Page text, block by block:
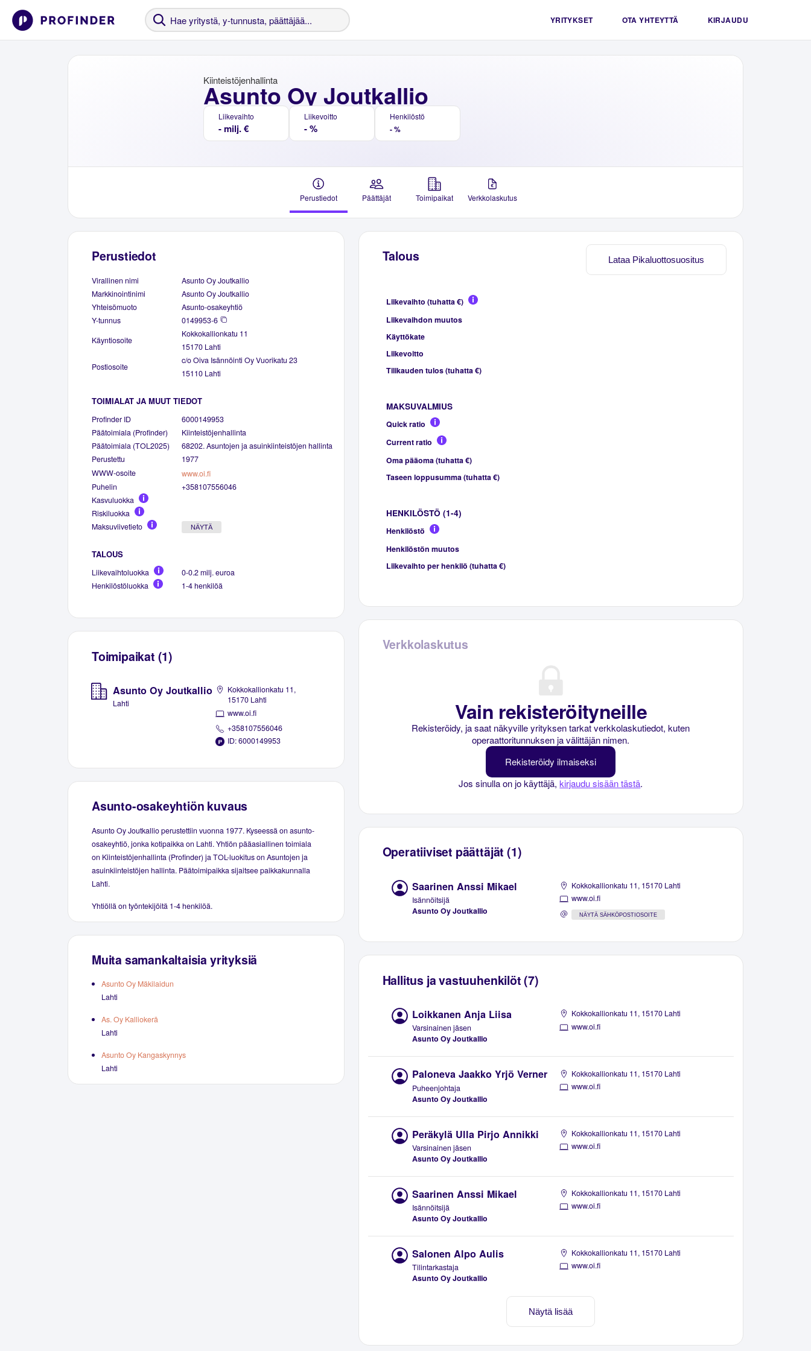
YRITYKSET OTA YHTEYTTÄ KIRJAUDU
Asunto Oy Joutkallio
Kiinteistöjenhallinta
Liikevaihto
- milj. €
Liikevoitto
- %
Henkilöstö
- %
Perustiedot Päättäjät Toimipaikat Verkkolaskutus
Perustiedot
Virallinen nimi
Asunto Oy Joutkallio
Markkinointinimi
Asunto Oy Joutkallio
Yhteisömuoto
Asunto-osakeyhtiö
Y-tunnus
0149953-6
Käyntiosoite
Kokkokallionkatu 11
15170 Lahti
Postiosoite
c/o Oiva Isännöinti Oy Vuorikatu 23
15110 Lahti
TOIMIALAT JA MUUT TIEDOT
Profinder ID
6000149953
Päätoimiala (Profinder)
Kiinteistöjenhallinta
Päätoimiala (TOL2025)
68202. Asuntojen ja asuinkiinteistöjen hallinta
Perustettu
1977
WWW-osoite
www.oi.fi
Puhelin
+358107556046
Kasvuluokka
Riskiluokka
Maksuviivetieto
NÄYTÄ
TALOUS
Liikevaihtoluokka
0-0.2 milj. euroa
Henkilöstöluokka
1-4 henkilöä
Toimipaikat (1)
Asunto Oy Joutkallio
Lahti
Kokkokallionkatu 11,
15170 Lahti
www.oi.fi
+358107556046
ID: 6000149953
Asunto-osakeyhtiön kuvaus
Asunto Oy Joutkallio perustettiin vuonna 1977. Kyseessä on asunto-
osakeyhtiö, jonka kotipaikka on Lahti. Yhtiön pääasiallinen toimiala
on Kiinteistöjenhallinta (Profinder) ja TOL-luokitus on Asuntojen ja
asuinkiinteistöjen hallinta. Päätoimipaikka sijaitsee paikkakunnalla
Lahti.
Yhtiöllä on työntekijöitä 1-4 henkilöä.
Muita samankaltaisia yrityksiä
Asunto Oy Mäkilaidun
Lahti
As. Oy Kalliokerä
Lahti
Asunto Oy Kangaskynnys
Lahti
Lataa Pikaluottosuositus
Talous
Liikevaihto (tuhatta €)
Liikevaihdon muutos
Käyttökate
Liikevoitto
Tilikauden tulos (tuhatta €)
MAKSUVALMIUS
Quick ratio
Current ratio
Oma pääoma (tuhatta €)
Taseen loppusumma (tuhatta €)
HENKILÖSTÖ (1-4)
Henkilöstö
Henkilöstön muutos
Liikevaihto per henkilö (tuhatta €)
Verkkolaskutus
Vain rekisteröityneille
Rekisteröidy, ja saat näkyville yrityksen tarkat verkkolaskutiedot, kuten
operaattoritunnuksen ja välittäjän nimen.
Rekisteröidy ilmaiseksi
Jos sinulla on jo käyttäjä,kirjaudu sisään tästä.
Operatiiviset päättäjät (1)
Saarinen Anssi Mikael
Isännöitsijä
Asunto Oy Joutkallio
Kokkokallionkatu 11, 15170 Lahti
www.oi.fi
NÄYTÄ SÄHKÖPOSTIOSOITE
Hallitus ja vastuuhenkilöt (7)
Loikkanen Anja Liisa
Varsinainen jäsen
Asunto Oy Joutkallio
Kokkokallionkatu 11, 15170 Lahti
www.oi.fi
Paloneva Jaakko Yrjö Verner
Puheenjohtaja
Asunto Oy Joutkallio
Kokkokallionkatu 11, 15170 Lahti
www.oi.fi
Peräkylä Ulla Pirjo Annikki
Varsinainen jäsen
Asunto Oy Joutkallio
Kokkokallionkatu 11, 15170 Lahti
www.oi.fi
Saarinen Anssi Mikael
Isännöitsijä
Asunto Oy Joutkallio
Kokkokallionkatu 11, 15170 Lahti
www.oi.fi
Salonen Alpo Aulis
Tilintarkastaja
Asunto Oy Joutkallio
Kokkokallionkatu 11, 15170 Lahti
www.oi.fi
Näytä lisää